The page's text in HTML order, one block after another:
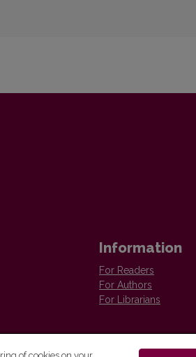
Information
For Readers
For Authors
For Librarians